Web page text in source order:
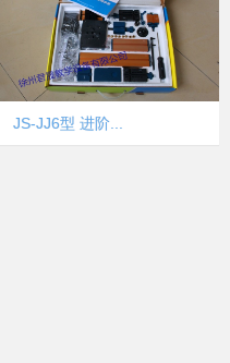
JS-JJ6型 进阶...